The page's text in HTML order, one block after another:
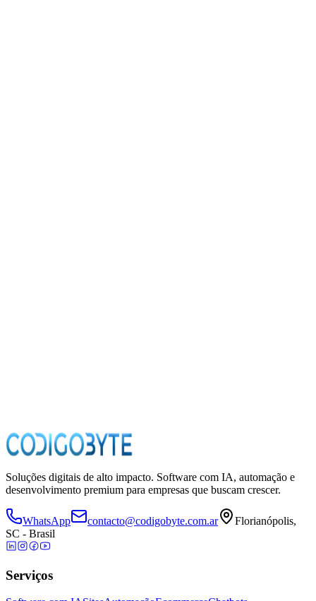
Soluções digitais de alto impacto. Software com IA, automação e
desenvolvimento premium para empresas que buscam crescer.
WhatsApp contacto@codigobyte.com.ar
Florianópolis,
SC - Brasil
Serviços